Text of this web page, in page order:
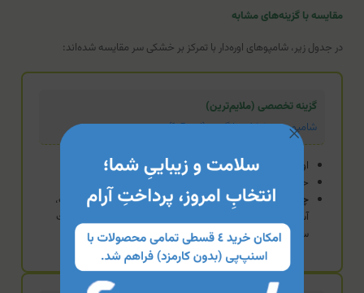
مقایسه با گزینه‌های مشابه
در جدول زیر، شامپوهای اوره‌دار با تمرکز بر خشکی سر مقایسه شده‌اند:
گزینه تخصصی (ملایم‌ترین)
شامپو موی خشک مارگریت (اوره 5%)
اوره ۵٪ + روغن آرگان
حذف کامل شوینده‌های خشن
چه زمانی منطقی‌تر است؟زمانی که پوست سر به شدت ملتهب،
آسیب‌دیده یا دارای خراشیدگی است و اوره ۱۰٪ ممکن است باعث
سوزش شود. این محصول پاکسازی بسیار ایمن‌تری دارد.